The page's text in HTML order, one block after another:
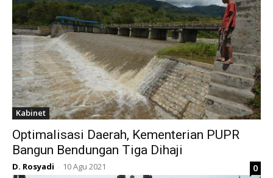
Kabinet
Optimalisasi Daerah, Kementerian PUPR
Bangun Bendungan Tiga Dihaji
D. Rosyadi - 10 Agu 2021 0